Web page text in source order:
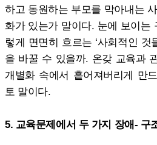
하고 동원하는 부모를 막아내는
화가 있는가 말이다. 눈에 보이는
렇게 면면히 흐르는 ‘사회적인 것
을 바꿀 수 있을까. 온갖 교육과
개별화 속에서 흩어져버리게 만
토 말이다.
5. 교육문제에서 두 가지 장애- 구